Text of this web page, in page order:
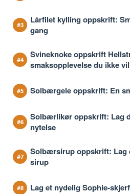
Lårfilet kylling oppskrift:
gang
Svineknoke oppskrift
smaksopplevelse du ikke
Solbærgele oppskrift: En
Solbærlikør oppskrift: Lag
nytelse
Solbærsirup oppskrift: Lag
sirup
Lag et nydelig Sophie-